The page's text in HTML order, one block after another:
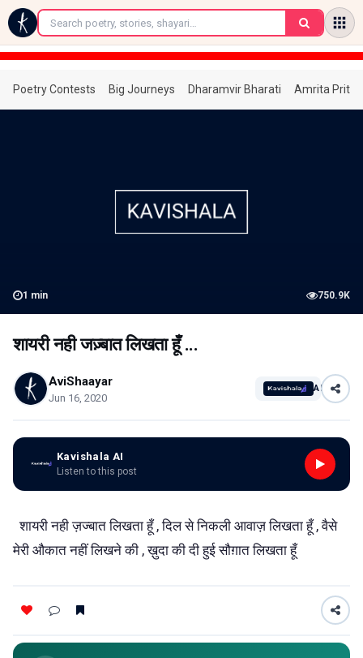
←
Poetry Contests Big Journeys Dharamvir Bharati Amrita
1 min 750.9K
शायरी नही जज़्बात लिखता हूँ ...
AviShaayar
Jun 16, 2020
AI
Kavishala AI
Listen to this post
शायरी नही ज़ज्बात लिखता हूँ , दिल से निकली आवाज़ लिखता हूँ , वैसे
मेरी औकात नहीं लिखने की , ख़ुदा की दी हुई सौग़ात लिखता हूँ